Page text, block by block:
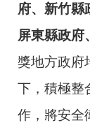
府、新竹縣
屏東縣政府
獎地方政府
下，積極整
作，將安全